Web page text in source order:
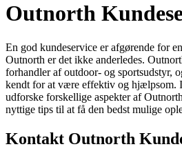
Outnorth
En god kundeservice er afgørende for
Outnorth er det ikke anderledes.
forhandler af outdoor- og sportsudstyr,
kendt for at være effektiv og hjælpsom.
udforske forskellige aspekter af
nyttige tips til at få den bedst mulige
Kontakt Outnorth